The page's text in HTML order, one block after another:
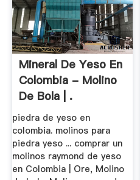
Mineral De Yeso En
Colombia - Molino
De Bola | .
piedra de yeso en
colombia. molinos para
piedra yeso ... comprar un
molinos raymond de yeso
en Colombia | Ore, Molino